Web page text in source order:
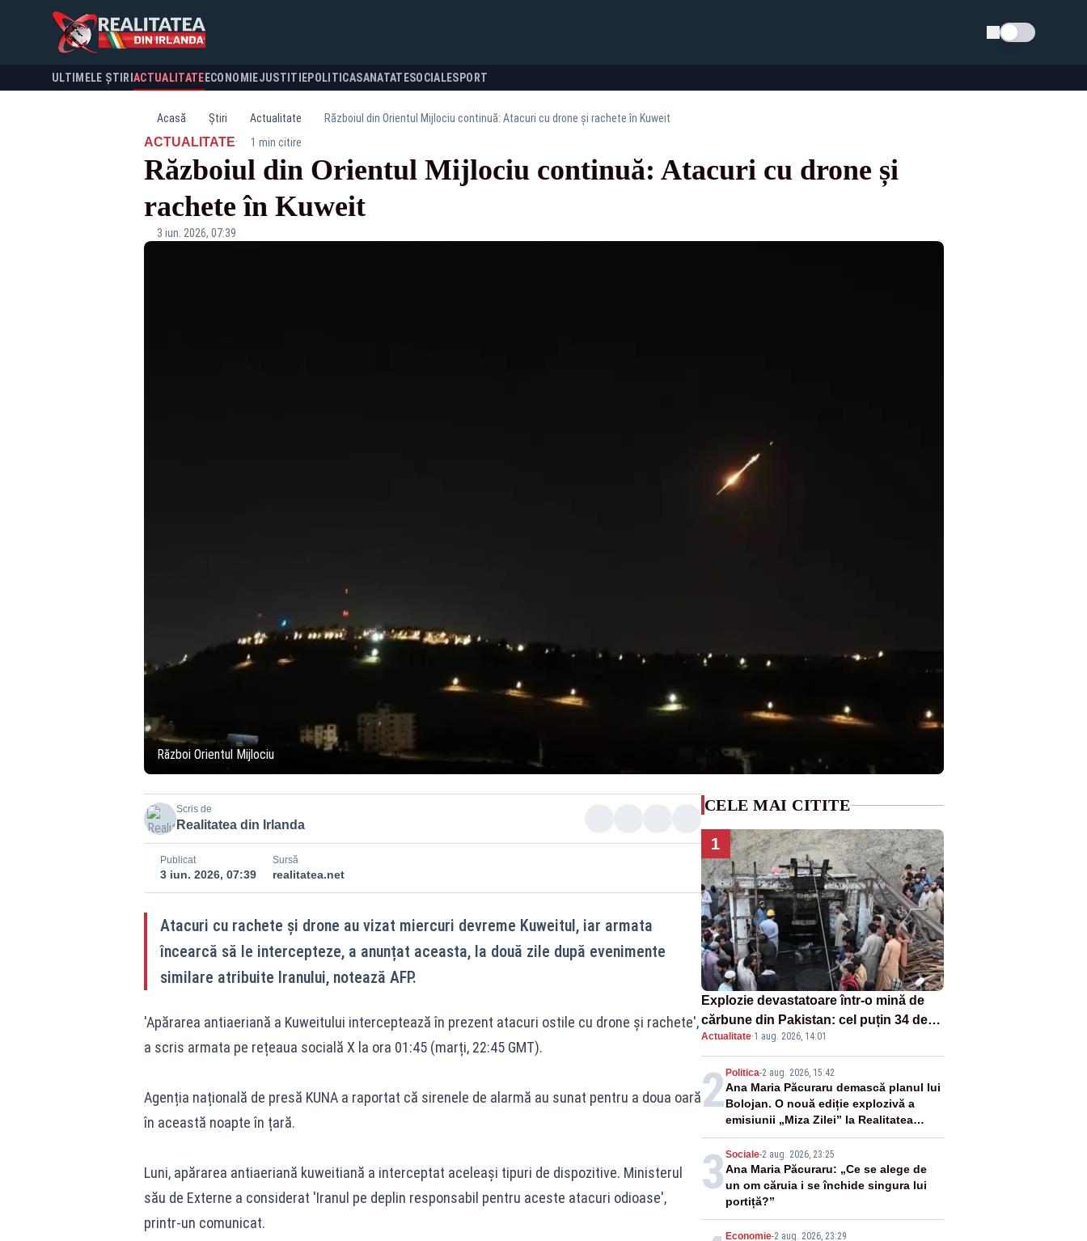
Schimba tema
ULTIMELE ȘTIRI ACTUALITATE ECONOMIEJUSTITIEPOLITICASANATATESOCIALESPORT
Acasă Știri Actualitate Războiul din Orientul Mijlociu continuă: Atacuri cu drone și rachete în Kuweit
ACTUALITATE· 1 min citire
Războiul din Orientul Mijlociu continuă: Atacuri cu drone și
rachete în Kuweit
3 iun. 2026, 07:39
Război Orientul Mijlociu
Scris de
Realitatea din Irlanda
Publicat
3 iun. 2026, 07:39
Sursă
realitatea.net
Atacuri cu rachete și drone au vizat miercuri devreme Kuweitul, iar armata
încearcă să le intercepteze, a anunțat aceasta, la două zile după evenimente
similare atribuite Iranului, notează AFP.
'Apărarea antiaeriană a Kuweitului interceptează în prezent atacuri ostile cu drone și rachete',
a scris armata pe rețeaua socială X la ora 01:45 (marți, 22:45 GMT).
Agenția națională de presă KUNA a raportat că sirenele de alarmă au sunat pentru a doua oară
în această noapte în țară.
Luni, apărarea antiaeriană kuweitiană a interceptat aceleași tipuri de dispozitive. Ministerul
său de Externe a considerat 'Iranul pe deplin responsabil pentru aceste atacuri odioase',
printr-un comunicat.
CELE MAI CITITE
1
Explozie devastatoare într-o mină de
cărbune din Pakistan: cel puțin 34 de
morți - VIDEO
Actualitate·1 aug. 2026, 14:01
2 Politica-2 aug. 2026, 15:42
Ana Maria Păcuraru demască planul lui
Bolojan. O nouă ediție explozivă a
emisiunii „Miza Zilei” la Realitatea
PLUS
3 Sociale-2 aug. 2026, 23:25
Ana Maria Păcuraru: „Ce se alege de
un om căruia i se închide singura lui
portiță?”
Economie-2 aug. 2026, 23:29